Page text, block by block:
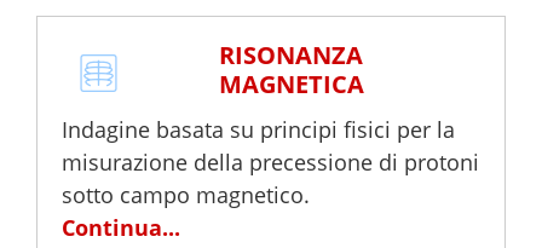
RISONANZA
MAGNETICA
Indagine basata su principi fisici per la
misurazione della precessione di protoni
sotto campo magnetico.
Continua...